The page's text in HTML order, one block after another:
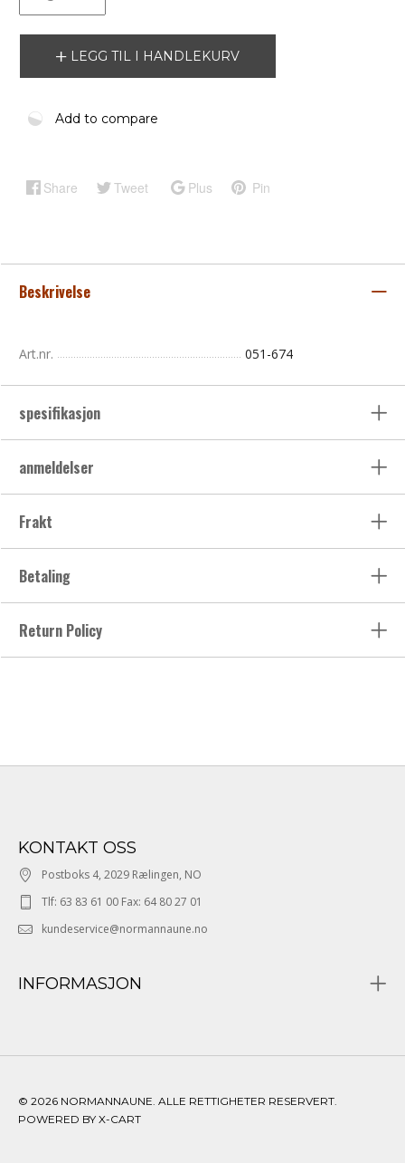
LEGG TIL I HANDLEKURV
Add to compare
Share Tweet Plus Pin
Beskrivelse
Art.nr. 051-674
spesifikasjon
anmeldelser
Frakt
Betaling
Return Policy
KONTAKT OSS
Postboks 4, 2029 Rælingen, NO
Tlf: 63 83 61 00 Fax: 64 80 27 01
kundeservice@normannaune.no
INFORMASJON
© 2026 NORMANNAUNE. ALLE RETTIGHETER RESERVERT.
POWERED BY X-CART